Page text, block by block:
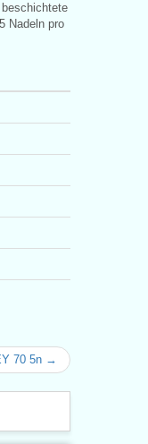
Nadeln pro
70 5n →